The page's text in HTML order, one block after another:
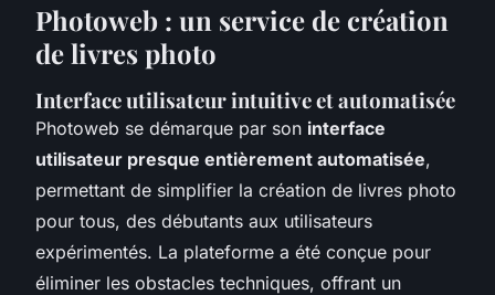
Photoweb : un service de création
de livres photo
Interface utilisateur intuitive et automatisée
Photoweb se démarque par son interface
utilisateur presque entièrement automatisée,
permettant de simplifier la création de livres photo
pour tous, des débutants aux utilisateurs
expérimentés. La plateforme a été conçue pour
éliminer les obstacles techniques, offrant un